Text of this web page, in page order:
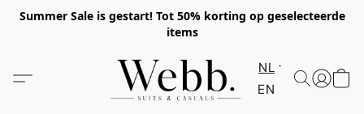
Summer Sale is gestart! Tot 50% korting op geselecteerde
items
NL
EN